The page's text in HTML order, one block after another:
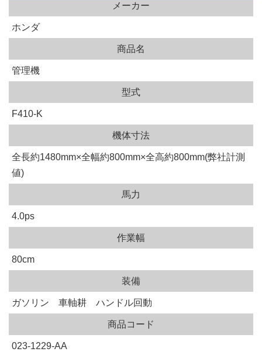
メーカー
ホンダ
商品名
管理機
型式
F410-K
機体寸法
全長約1480mm×全幅約800mm×全高約800mm(弊社計測
値)
馬力
4.0ps
作業幅
80cm
装備
ガソリン 車軸耕 ハンドル回動
商品コード
023-1229-AA